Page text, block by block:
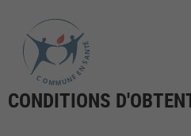
CONDITIONS